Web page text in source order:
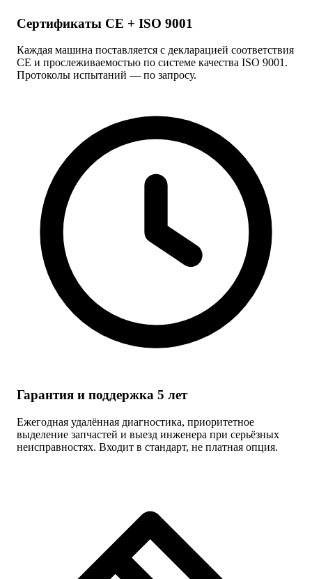
Сертификаты CE + ISO 9001
Каждая машина поставляется с декларацией соответствия
CE и прослеживаемостью по системе качества ISO 9001.
Протоколы испытаний — по запросу.
Гарантия и поддержка 5 лет
Ежегодная удалённая диагностика, приоритетное
выделение запчастей и выезд инженера при серьёзных
неисправностях. Входит в стандарт, не платная опция.